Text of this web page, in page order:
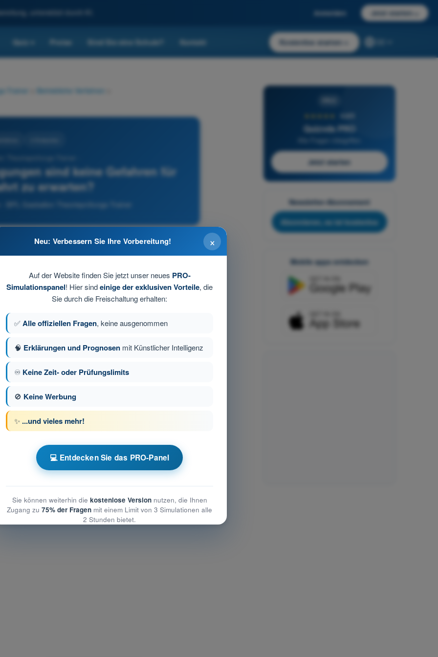
unterstützt durch KI. Anmelden Jetzt starten
Quiz Preise Sind Sie eine Schule? Kontakt Kostenlos starten
Trainer Betriebliche Verfahren
sind keine Gefahren für
zu erwarten?
BPL Gasballon Theorieprüfungs-Trainer
17 von 80 Nächste Frage
BPL Gasballon
- Betriebliche Verfahren
Verfahren
Verfahren
4,6/5
Quizvds PRO
Alle Fragen inbegriffen
Jetzt starten
Newsletter-Abonnement
Abonnieren, es ist kostenlos
Mobile apps entdecken
×
Neu: Verbessern Sie Ihre Vorbereitung!
Auf der Website finden Sie jetzt unser neues PRO-
Simulationspanel! Hier sindeinige der exklusiven Vorteile, die
Sie durch die Freischaltung erhalten:
✅Alle offiziellen Fragen, keine ausgenommen
🧠 Erklärungen und Prognosen mit Künstlicher Intelligenz
♾️ Keine Zeit- oder Prüfungslimits
🚫 Keine Werbung
✨ ...und vieles mehr!
💻 Entdecken Sie das PRO-Panel
Sie können weiterhin die kostenlose Versionnutzen, die Ihnen
Zugang zu 75% der Fragen mit einem Limit von 3 Simulationen alle
2 Stunden bietet.